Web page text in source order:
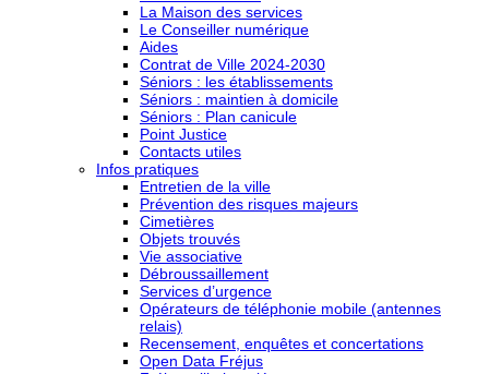
La Maison des services
Le Conseiller numérique
Aides
Contrat de Ville 2024-2030
Séniors : les établissements
Séniors : maintien à domicile
Séniors : Plan canicule
Point Justice
Contacts utiles
Infos pratiques
Entretien de la ville
Prévention des risques majeurs
Cimetières
Objets trouvés
Vie associative
Débroussaillement
Services d’urgence
Opérateurs de téléphonie mobile (antennes
relais)
Recensement, enquêtes et concertations
Open Data Fréjus